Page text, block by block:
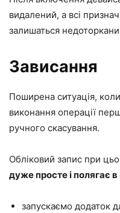
видалений, а всі
залишаться
Зависання
Поширена ситуація,
виконання операції
ручного скасування.
Обліковий запис при
дуже просте і полягає
запускаємо додаток